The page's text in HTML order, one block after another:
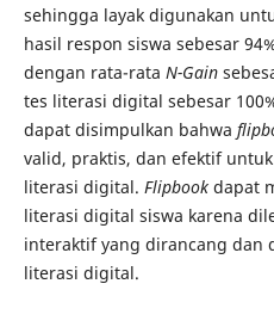
sehingga layak digunakan
hasil respon siswa sebesar
dengan rata-rata N-Gain
tes literasi digital sebesar
dapat disimpulkan bahwa
valid, praktis, dan efektif
literasi digital. Flipbookdapat
literasi digital siswa karena
interaktif yang dirancang dan
literasi digital.